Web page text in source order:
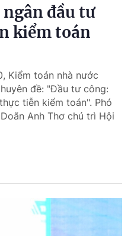
đầu tư
kiểm toán
Kiểm toán nhà nước
đề: "Đầu tư công:
tiễn kiểm toán". Phó
Anh Thơ chủ trì Hội